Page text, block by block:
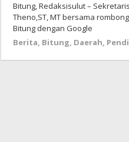
Bitung, Redaksisulut –
Theno,ST, MT bersama
Bitung dengan Google
Berita, Bitung, Daerah,